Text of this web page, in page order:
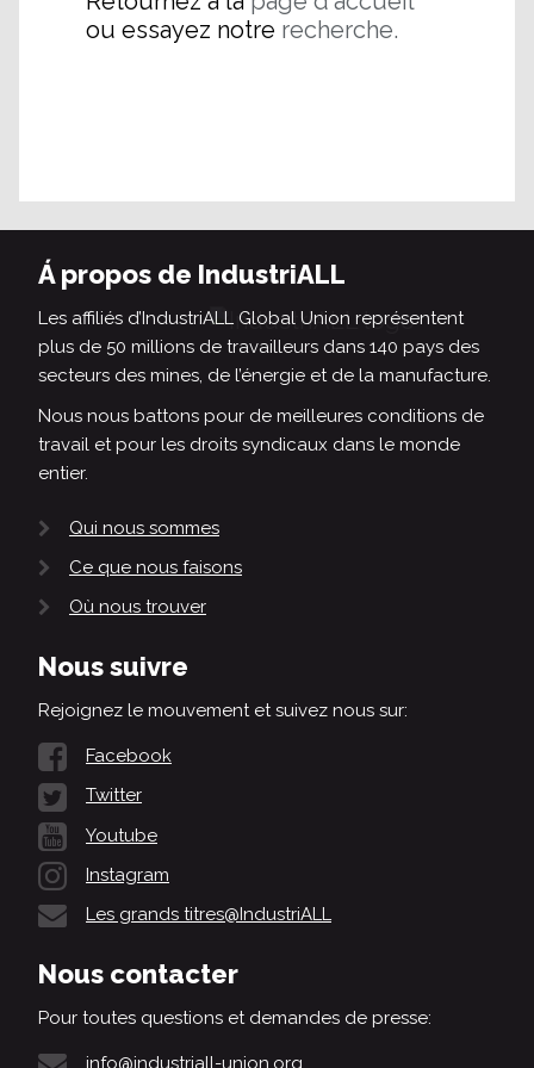
ou essayez notre recherche.
Á propos de IndustriALL
Les affiliés d’IndustriALL Global Union représentent
plus de 50 millions de travailleurs dans 140 pays des
secteurs des mines, de l’énergie et de la manufacture.
Nous nous battons pour de meilleures conditions de
travail et pour les droits syndicaux dans le monde
entier.
Qui nous sommes
Ce que nous faisons
Où nous trouver
Nous suivre
Rejoignez le mouvement et suivez nous sur:
Facebook
Twitter
Youtube
Instagram
Les grands titres@IndustriALL
Nous contacter
Pour toutes questions et demandes de presse:
info@industriall-union.org